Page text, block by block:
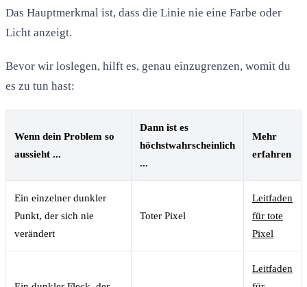
Das Hauptmerkmal ist, dass die Linie nie eine Farbe oder
Licht anzeigt.
Bevor wir loslegen, hilft es, genau einzugrenzen, womit du
es zu tun hast:
Wenn dein Problem so
aussieht ...
Dann ist es
höchstwahrscheinlich
...
Mehr
erfahren
Ein einzelner dunkler
Punkt, der sich nie
verändert
Toter Pixel
Leitfaden
für tote
Pixel
Leitfaden